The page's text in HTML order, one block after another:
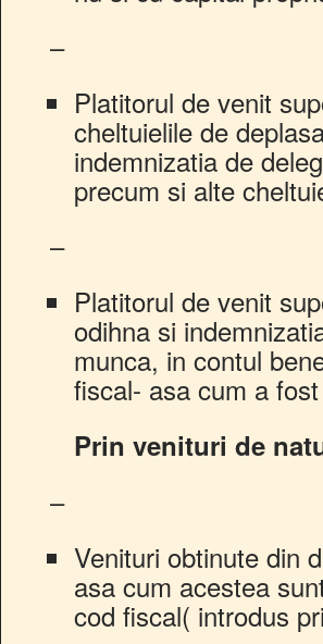
–
Platitorul de venit
cheltuielile de
indemnizatia de
precum si alte
–
Platitorul de venit
odihna si
munca, in contul
fiscal- asa cum a
Prin venituri de
–
Venituri obtinute din
asa cum acestea
cod fiscal( introdus